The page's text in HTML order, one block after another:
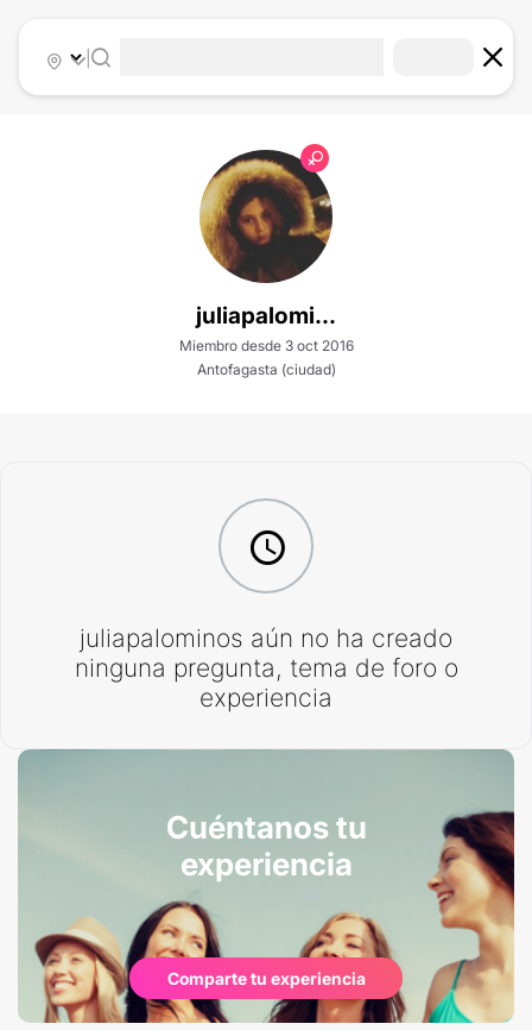
|
juliapalomi...
Miembro desde 3 oct 2016
Antofagasta (ciudad)
juliapalominos aún no ha creado
ninguna pregunta, tema de foro o
experiencia
Cuéntanos tu
experiencia
Comparte tu experiencia